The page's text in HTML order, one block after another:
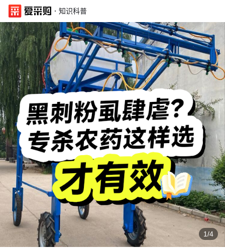
· 知识科普
1/4